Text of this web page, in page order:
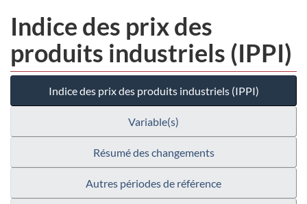
Indice des prix des
produits industriels (IPPI)
Indice des prix des produits industriels (IPPI)
Variable(s)
Résumé des changements
Autres périodes de référence